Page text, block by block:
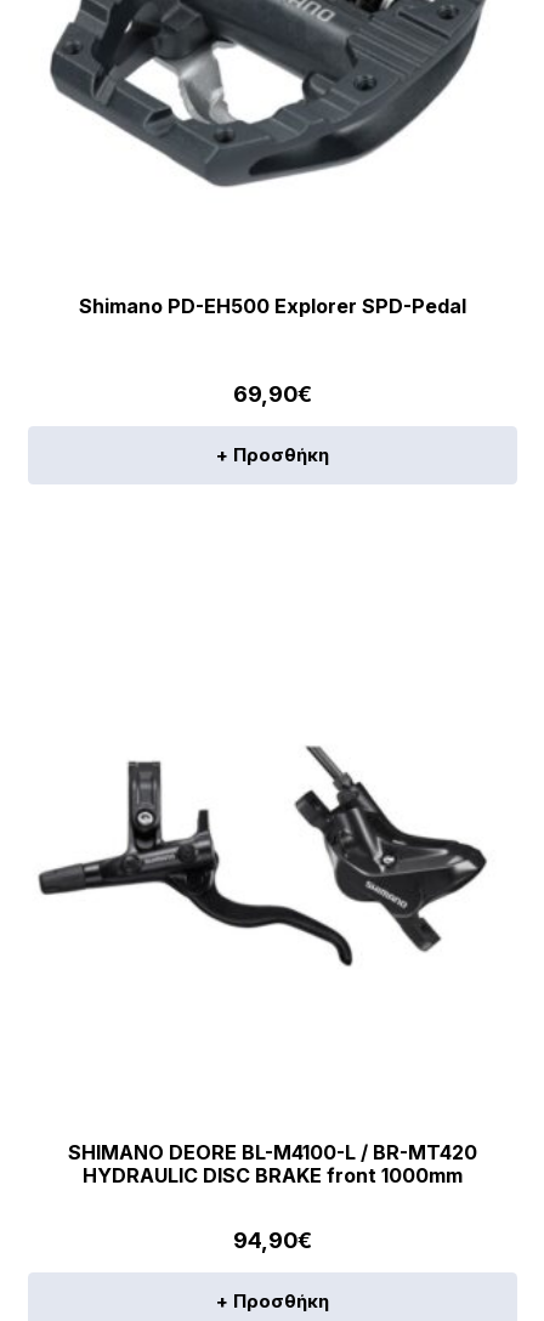
Shimano PD-EH500 Explorer SPD-Pedal
69,90€
+ Προσθήκη
SHIMANO DEORE BL-M4100-L / BR-MT420
HYDRAULIC DISC BRAKE front 1000mm
94,90€
+ Προσθήκη